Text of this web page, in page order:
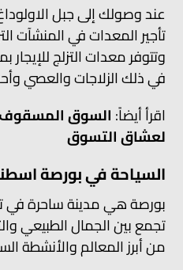
عند وصولك إلى جبل
تأجير المعدات في المنشآت
وتتوفر معدات التزلج للإيجار
في ذلك الزلاجات والعصي
اقرأ أيضاً: السوق المسقوف
لعشاق التسوق
السياحة في بورصة
بورصة هي مدينة ساحرة في
تجمع بين الجمال الطبيعي
من أبرز المعالم والأنشطة